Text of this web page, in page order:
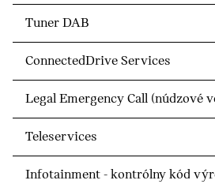
Tuner DAB
ConnectedDrive Services
Legal Emergency Call (núdzové
Teleservices
Infotainment - kontrólny kód